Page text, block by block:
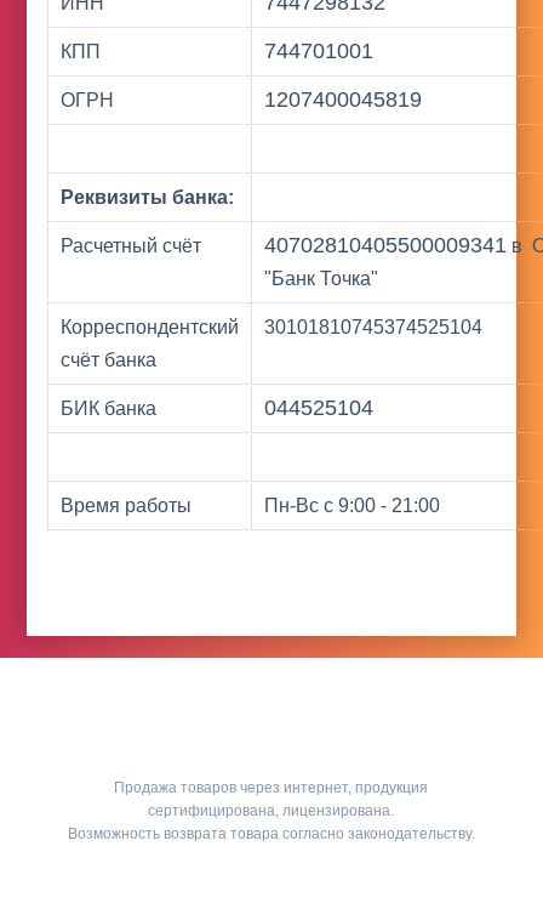
КПП 744701001
ОГРН 1207400045819
Реквизиты банка:
Расчетный счёт 40702810405500009341 в
"Банк Точка"
Корреспондентский
счёт банка
30101810745374525104
БИК банка 044525104
Время работы Пн-Вс с 9:00 - 21:00
Продажа товаров через интернет, продукция
сертифицирована, лицензирована.
Возможность возврата товара согласно законодательству.